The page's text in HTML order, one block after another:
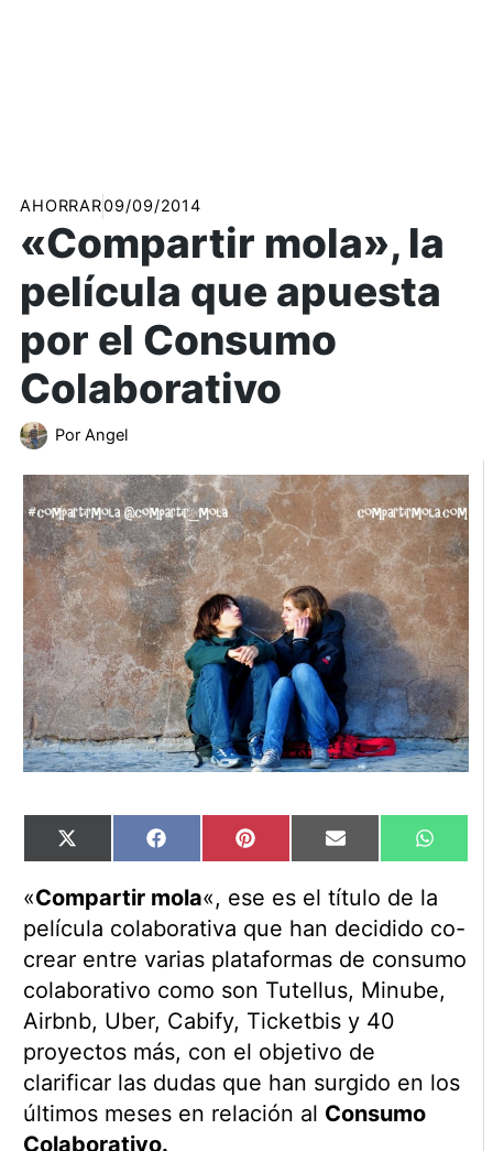
AHORRAR09/09/2014
«Compartir mola», la
película que apuesta
por el Consumo
Colaborativo
Por Angel
Compartir
en
X
(Twitter)
Compartir
en
Facebook Compartir
en
Pinterest Compartir
en
Email
en
«Compartir mola«, ese es el título de la
película colaborativa que han decidido co-
crear entre varias plataformas de consumo
colaborativo como son Tutellus, Minube,
Airbnb, Uber, Cabify, Ticketbis y 40
proyectos más, con el objetivo de
clarificar las dudas que han surgido en los
últimos meses en relación al Consumo
Colaborativo.